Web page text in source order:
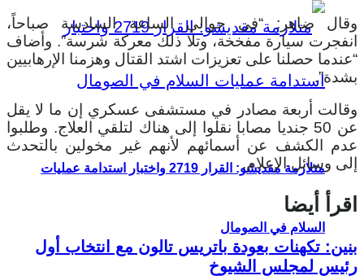
متلازمة مقديشو: القرار 2719 واختبار استدامة عمليات
السلام في الصومال
وقال ضاهر: “في حوالي الساعة السادسة صباحاً،
انفجرت سيارة مفخخة، وتلا ذلك معركة شرسة”. وأضاف
“عندما حصلنا على تعزيزات اشتد القتال وهزمنا الإرهابيين
بشدة”.
وقالت أربعة مصادر في مستشفى عسكري إن ما لا يقل
عن 50 جنديا مصابا نقلوا إلى هناك لتلقي العلاج. وطلبوا
عدم الكشف عن أسمائهم لأنهم غير مخولين بالتحدث
إلى وسائل الإعلام.
اقرأ أيضا
بنين: تكهنات بعودة باتريس تالون مع انتخاب أول
رئيس لمجلس الشيوخ